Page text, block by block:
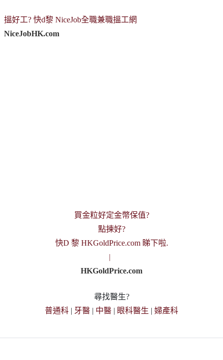
搵好工? 快d黎 NiceJob全職兼職搵工網
NiceJobHK.com
買金粒好定金幣保值?
點揀好?
快D 黎 HKGoldPrice.com 睇下啦.
|
HKGoldPrice.com
尋找醫生?
普通科 | 牙醫 | 中醫 | 眼科醫生 | 婦產科